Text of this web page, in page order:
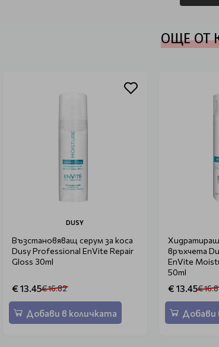
ОЩЕ ОТ
DUSY
Възстановяващ серум за коса
Dusy Professional EnVite Repair
Gloss 30ml
€ 13.45€ 16.82
Добави в количката
връхчета
EnVite
50ml
€ 13.45€
Добави